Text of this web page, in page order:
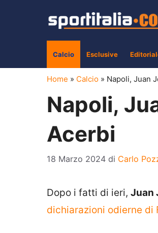
Calcio Esclusive
Home » Calcio » Napoli, Juan
Napoli,
Acerbi
18 Marzo 2024 di Carlo
Dopo i fatti di ieri, Juan
dichiarazioni odierne di